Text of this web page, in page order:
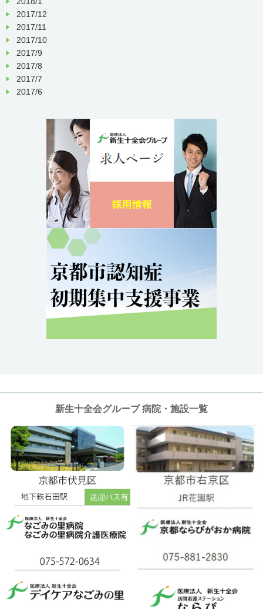
2017/12
2017/11
2017/10
2017/9
2017/8
2017/7
2017/6
新生十全会グループ 病院・施設一覧